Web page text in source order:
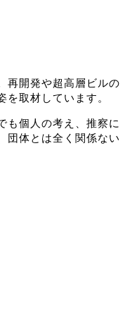
再開発や超高層ビルの
取材しています。
も個人の考え、推察に
団体とは全く関係ない